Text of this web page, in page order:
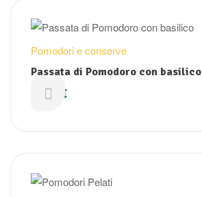
Pomodori e conserve
Passata di Pomodoro con basilico
2,09 €